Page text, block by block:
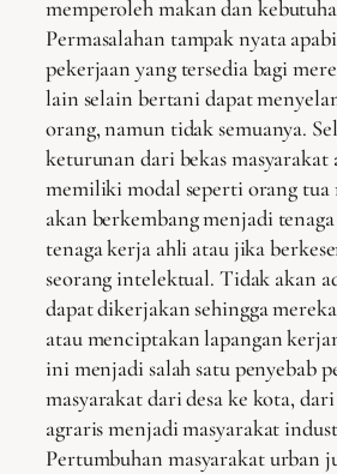
memperoleh makan dan
Permasalahan tampak nyata
pekerjaan yang tersedia bagi
lain selain bertani dapat
orang, namun tidak semuanya.
keturunan dari bekas masyarakat
memiliki modal seperti orang tua
akan berkembang menjadi
tenaga kerja ahli atau jika
seorang intelektual. Tidak akan
dapat dikerjakan sehingga
atau menciptakan lapangan
ini menjadi salah satu penyebab
masyarakat dari desa ke kota,
agraris menjadi masyarakat
Pertumbuhan masyarakat urban